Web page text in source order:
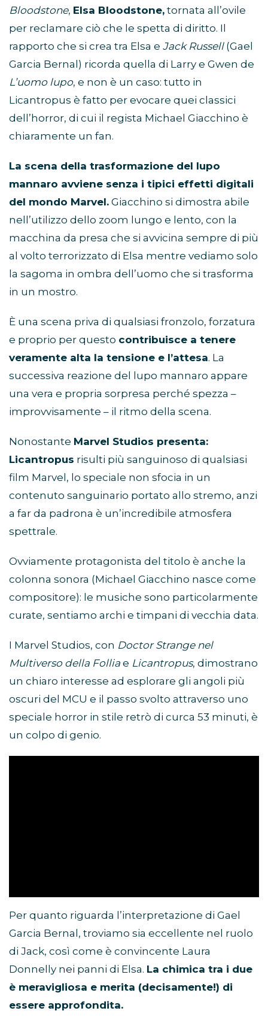
Bloodstone, Elsa Bloodstone, tornata all’ovile
per reclamare ciò che le spetta di diritto. Il
rapporto che si crea tra Elsa e Jack Russell(Gael
Garcia Bernal) ricorda quella di Larry e Gwen de
L’uomo lupo, e non è un caso: tutto in
Licantropus è fatto per evocare quei classici
dell’horror, di cui il regista Michael Giacchino è
chiaramente un fan.
La scena della trasformazione del lupo
mannaro avviene senza i tipici effetti digitali
del mondo Marvel. Giacchino si dimostra abile
nell’utilizzo dello zoom lungo e lento, con la
macchina da presa che si avvicina sempre di più
al volto terrorizzato di Elsa mentre vediamo solo
la sagoma in ombra dell’uomo che si trasforma
in un mostro.
È una scena priva di qualsiasi fronzolo, forzatura
e proprio per questo contribuisce a tenere
veramente alta la tensione e l’attesa. La
successiva reazione del lupo mannaro appare
una vera e propria sorpresa perché spezza –
improvvisamente – il ritmo della scena.
Nonostante Marvel Studios presenta:
Licantropus risulti più sanguinoso di qualsiasi
film Marvel, lo speciale non sfocia in un
contenuto sanguinario portato allo stremo, anzi
a far da padrona è un’incredibile atmosfera
spettrale.
Ovviamente protagonista del titolo è anche la
colonna sonora (Michael Giacchino nasce come
compositore): le musiche sono particolarmente
curate, sentiamo archi e timpani di vecchia data.
I Marvel Studios, con Doctor Strange nel
Multiverso della Follia e Licantropus, dimostrano
un chiaro interesse ad esplorare gli angoli più
oscuri del MCU e il passo svolto attraverso uno
speciale horror in stile retrò di curca 53 minuti, è
un colpo di genio.
Per quanto riguarda l’interpretazione di Gael
Garcia Bernal, troviamo sia eccellente nel ruolo
di Jack, così come è convincente Laura
Donnelly nei panni di Elsa. La chimica tra i due
è meravigliosa e merita (decisamente!) di
essere approfondita.